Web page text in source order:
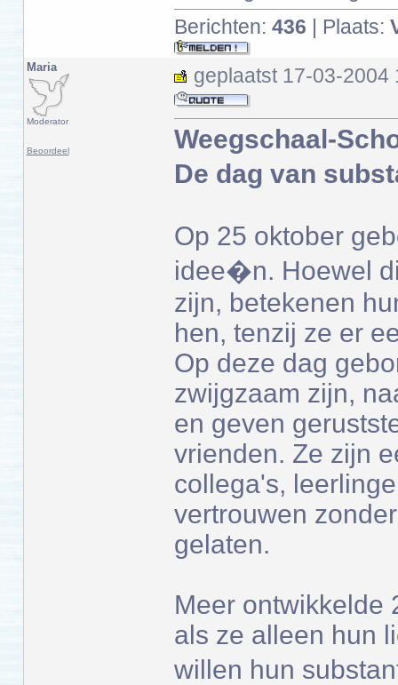
Berichten: 436 | Plaats:
Maria
Moderator
Beoordeel
geplaatst 17-03-2004
Weegschaal-
De dag van
Op 25 oktober
idee�n. Hoewel
zijn, betekenen
hen, tenzij ze er
Op deze dag
zwijgzaam zijn,
en geven
vrienden. Ze zijn
collega's,
vertrouwen
gelaten.
Meer ontwikkelde
als ze alleen hun
willen hun